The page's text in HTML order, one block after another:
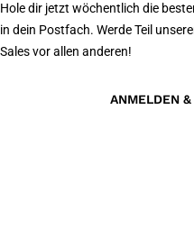
Hole dir jetzt wöchentlich die
in dein Postfach. Werde Teil
Sales vor allen anderen!
ANMELDEN